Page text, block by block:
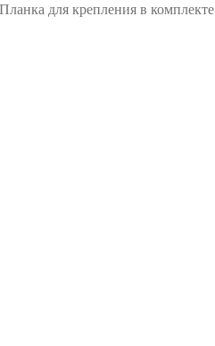
для крепления в комплекте